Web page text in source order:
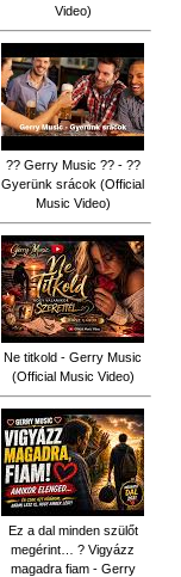
Video)
?? Gerry Music ?? - ??
Gyerünk srácok (Official
Music Video)
Ne titkold - Gerry Music
(Official Music Video)
Ez a dal minden szülőt
megérint… ? Vigyázz
magadra fiam - Gerry